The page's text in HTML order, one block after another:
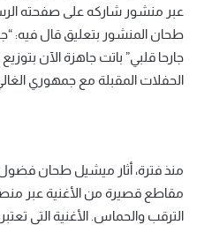
عبر منشور شاركه على صفحته
طحان المنشور بتعليق قال فيه:
جارحا قلبي” باتت جاهزة الآن
الحفلات المقبلة مع جمهوري
منذ فترة، أثار ميشيل طحان
مقاطع قصيرة من الأغنية عبر
الترقب والحماس. الأغنية التي